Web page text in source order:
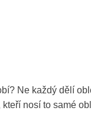
Ne každý dělí
nosí to samé